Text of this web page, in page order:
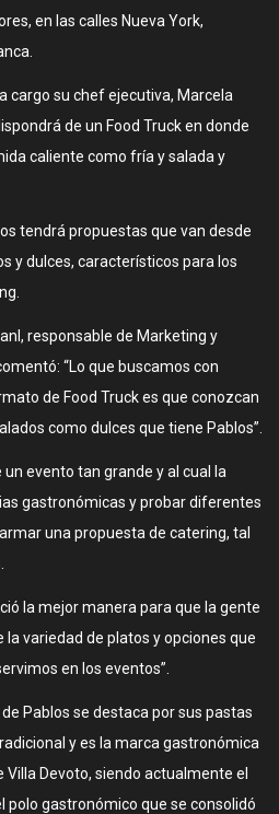
en las calles Nueva York,
cargo su chef ejecutiva, Marcela
de un Food Truck en donde
caliente como fría y salada y
tendrá propuestas que van desde
y dulces, característicos para los
responsable de Marketing y
“Lo que buscamos con
de Food Truck es que conozcan
como dulces que tiene Pablos”.
evento tan grande y al cual la
gastronómicas y probar diferentes
una propuesta de catering, tal
la mejor manera para que la gente
variedad de platos y opciones que
en los eventos”.
Pablos se destaca por sus pastas
y es la marca gastronómica
Devoto, siendo actualmente el
gastronómico que se consolidó